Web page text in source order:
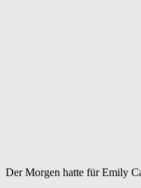
Der Morgen hatte für Emily